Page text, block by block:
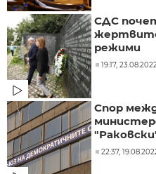
СДС
режими
19:17,
Спор
22:37,